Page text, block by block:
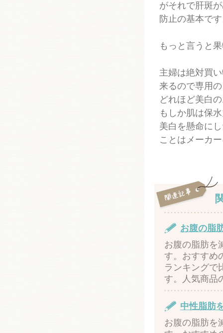
がそれで肝斑
防止の基本で
もっと言うと
主婦は絶対買
来るので専用
どれほど美白
もしか肌は保
美白を懸命に
ことはメーカ
お腹の脂
お腹の脂肪を
す。おすすめ
ランキングで
す。人気商品
中性脂肪
お腹の脂肪を